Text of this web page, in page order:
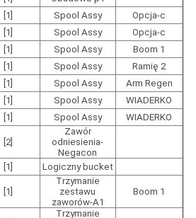
[1] Spool Assy
Opcja-c
[1] Spool Assy
Opcja-c
[1] Spool Assy
Boom 1
[1] Spool Assy
Ramię 2
[1] Spool Assy
Arm Regen
[1] Spool Assy
WIADERKO
[1] Spool Assy WIADERKO
[2]
Zawór
odniesienia-
Negacon
[1] Logiczny bucket
[1]
Trzymanie
zestawu
zaworów-A1
Boom 1
Trzymanie